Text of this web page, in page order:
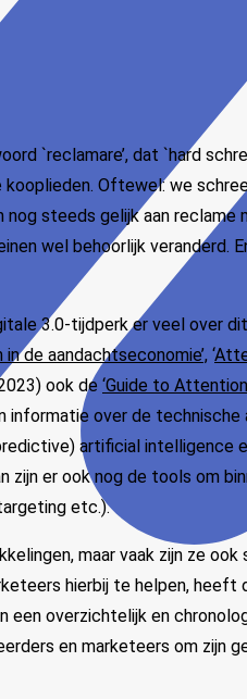
`reclamare’, dat `hard
Oftewel: we
steeds gelijk aan reclame
wel behoorlijk veranderd.
3.0-tijdperk er veel over
in de aandachtseconomie’, ‘
ook de ‘Guide to
informatie over de technische
artificial intelligence
er ook nog de tools om
etc.).
maar vaak zijn ze ook
hierbij te helpen, heeft
een overzichtelijk en
en marketeers om zijn